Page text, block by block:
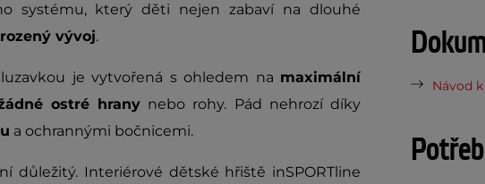
systému, který děti nejen zabaví na dlouhé
vývoj.
je vytvořená s ohledem na maximální
ostré hrany nebo rohy. Pád nehrozí díky
a ochrannými bočnicemi.
důležitý. Interiérové dětské hřiště inSPORTline
Návod